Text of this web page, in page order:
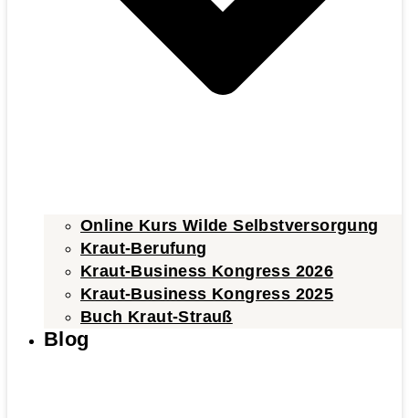
Online Kurs Wilde Selbstversorgung
Kraut-Berufung
Kraut-Business Kongress 2026
Kraut-Business Kongress 2025
Buch Kraut-Strauß
Blog